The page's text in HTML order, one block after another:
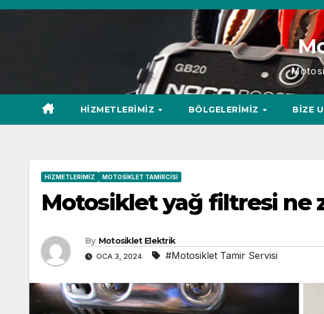
Skip
HIZMETLERIMIZ BÖLGELERIMIZ BIZE
HIZMETLERIMIZ MOTOSIKLET TAMIRCISI
Motosiklet yağ filtresi ne
By Motosiklet Elektrik
OCA 3, 2024 #Motosiklet Tamir Servisi